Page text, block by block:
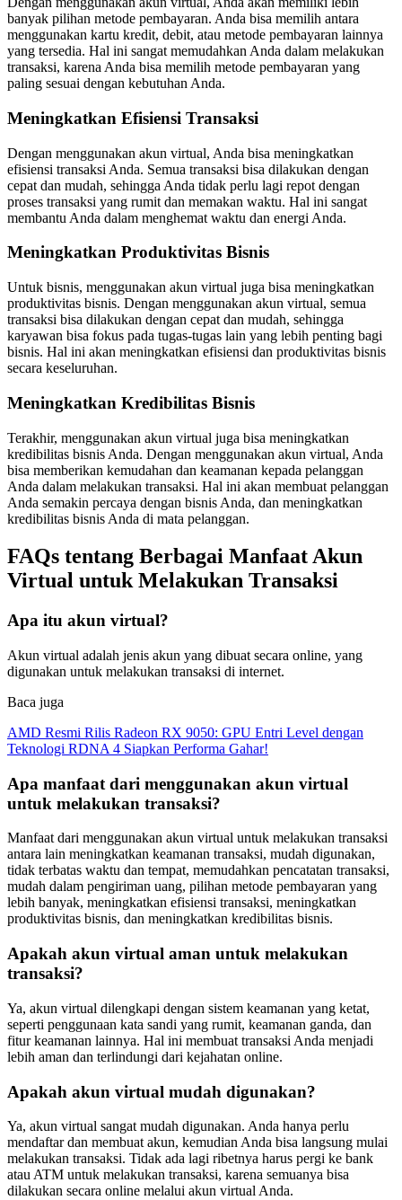
banyak pilihan metode pembayaran. Anda bisa memilih antara
menggunakan kartu kredit, debit, atau metode pembayaran lainnya
yang tersedia. Hal ini sangat memudahkan Anda dalam melakukan
transaksi, karena Anda bisa memilih metode pembayaran yang
paling sesuai dengan kebutuhan Anda.
Meningkatkan Efisiensi Transaksi
Dengan menggunakan akun virtual, Anda bisa meningkatkan
efisiensi transaksi Anda. Semua transaksi bisa dilakukan dengan
cepat dan mudah, sehingga Anda tidak perlu lagi repot dengan
proses transaksi yang rumit dan memakan waktu. Hal ini sangat
membantu Anda dalam menghemat waktu dan energi Anda.
Meningkatkan Produktivitas Bisnis
Untuk bisnis, menggunakan akun virtual juga bisa meningkatkan
produktivitas bisnis. Dengan menggunakan akun virtual, semua
transaksi bisa dilakukan dengan cepat dan mudah, sehingga
karyawan bisa fokus pada tugas-tugas lain yang lebih penting bagi
bisnis. Hal ini akan meningkatkan efisiensi dan produktivitas bisnis
secara keseluruhan.
Meningkatkan Kredibilitas Bisnis
Terakhir, menggunakan akun virtual juga bisa meningkatkan
kredibilitas bisnis Anda. Dengan menggunakan akun virtual, Anda
bisa memberikan kemudahan dan keamanan kepada pelanggan
Anda dalam melakukan transaksi. Hal ini akan membuat pelanggan
Anda semakin percaya dengan bisnis Anda, dan meningkatkan
kredibilitas bisnis Anda di mata pelanggan.
FAQs tentang Berbagai Manfaat Akun
Virtual untuk Melakukan Transaksi
Apa itu akun virtual?
Akun virtual adalah jenis akun yang dibuat secara online, yang
digunakan untuk melakukan transaksi di internet.
Baca juga
AMD Resmi Rilis Radeon RX 9050: GPU Entri Level dengan
Teknologi RDNA 4 Siapkan Performa Gahar!
Apa manfaat dari menggunakan akun virtual
untuk melakukan transaksi?
Manfaat dari menggunakan akun virtual untuk melakukan transaksi
antara lain meningkatkan keamanan transaksi, mudah digunakan,
tidak terbatas waktu dan tempat, memudahkan pencatatan transaksi,
mudah dalam pengiriman uang, pilihan metode pembayaran yang
lebih banyak, meningkatkan efisiensi transaksi, meningkatkan
produktivitas bisnis, dan meningkatkan kredibilitas bisnis.
Apakah akun virtual aman untuk melakukan
transaksi?
Ya, akun virtual dilengkapi dengan sistem keamanan yang ketat,
seperti penggunaan kata sandi yang rumit, keamanan ganda, dan
fitur keamanan lainnya. Hal ini membuat transaksi Anda menjadi
lebih aman dan terlindungi dari kejahatan online.
Apakah akun virtual mudah digunakan?
Ya, akun virtual sangat mudah digunakan. Anda hanya perlu
mendaftar dan membuat akun, kemudian Anda bisa langsung mulai
melakukan transaksi. Tidak ada lagi ribetnya harus pergi ke bank
atau ATM untuk melakukan transaksi, karena semuanya bisa
dilakukan secara online melalui akun virtual Anda.